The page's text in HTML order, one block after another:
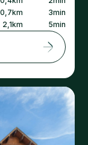
0,7km 3min
2,1km 5min